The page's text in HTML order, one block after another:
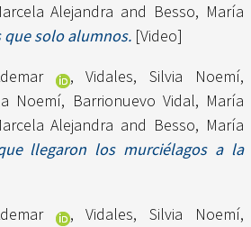
Alejandra and Besso, María
que solo alumnos. [Video]
,Vidales, Silvia Noemí,
Noemí, Barrionuevo Vidal, María
Alejandra and Besso, María
llegaron los murciélagos a la
,Vidales, Silvia Noemí,